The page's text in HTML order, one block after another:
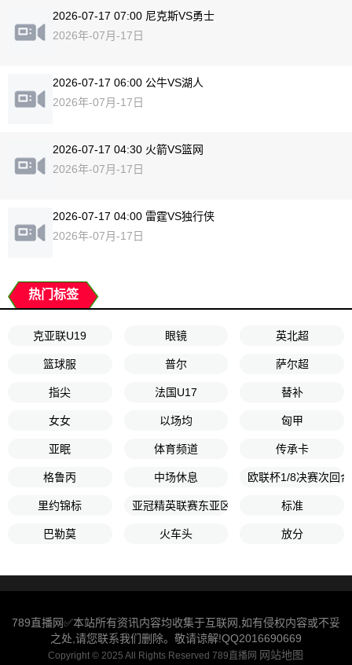
2026-07-17 07:00 尼克斯VS勇士
2026年-07月-17日
2026-07-17 06:00 公牛VS湖人
2026年-07月-17日
2026-07-17 04:30 火箭VS篮网
2026年-07月-17日
2026-07-17 04:00 雷霆VS独行侠
2026年-07月-17日
热门标签
克亚联U19 眼镜 英北超
篮球服 普尔 萨尔超
指尖 法国U17 替补
女女 以场均 匈甲
亚眠 体育频道 传承卡
格鲁丙 中场休息 欧联杯1/8决赛次回合
里约锦标 亚冠精英联赛东亚区第7轮 标准
巴勒莫 火车头 放分
789直播网✅本站所有资讯内容均收集于互联网,如有侵权内容或不妥
之处,请您联系我们删除。敬请谅解!QQ2016690669
Copyright © 2025 All Rights Reserved 789直播网 网站地图